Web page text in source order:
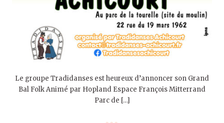
Le groupe Tradidanses est heureux d’annoncer son Grand
Bal Folk Animé par Hopland Espace François Mitterrand
Parc de […]